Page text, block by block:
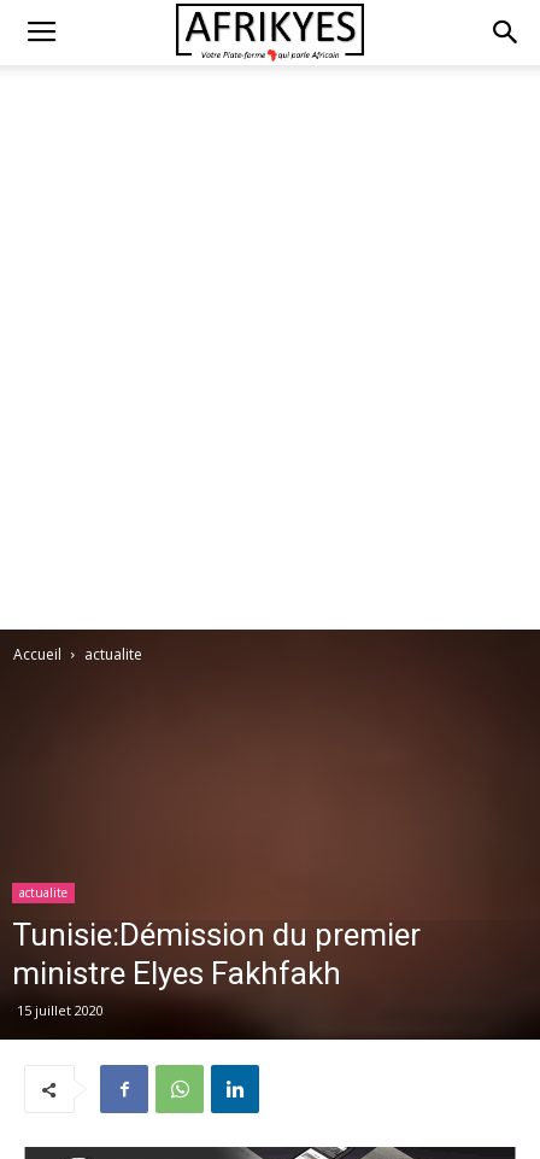
Accueil actualite
actualite
Tunisie:Démission du premier
ministre Elyes Fakhfakh
15 juillet 2020